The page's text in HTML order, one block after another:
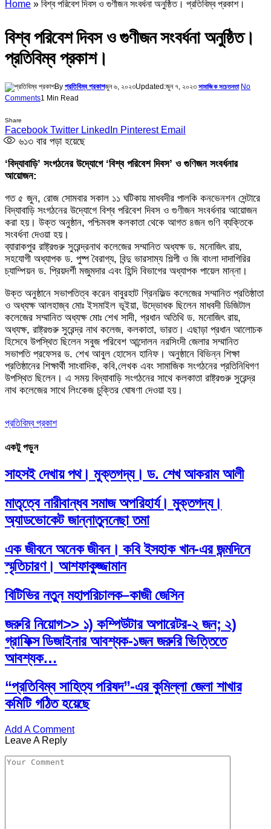
Home » বিশ্ব পরিবেশ দিবস ও গুণীজন সংবর্ধনা অনুষ্ঠিত। প্রতিবিম্ব প্রকাশ।
বিশ্ব পরিবেশ দিবস ও গুণীজন সংবর্ধনা অনুষ্ঠিত।
প্রতিবিম্ব প্রকাশ।
By প্রতিবিম্ব প্রকাশজুন ৬, ২০২৩Updated:জুন ৭, ২০২৩ সামাজিক সচেতনতা No
Comments1 Min Read
Share
Facebook Twitter LinkedIn Pinterest Email
৬১৩ বার পড়া হয়েছে
‘বিদ্যাবাড়ি’ সংগঠনের উদ্যোগে ‘বিশ্ব পরিবেশ দিবস’ ও গুণিজন সংবর্ধনার
আয়োজন:
গত ৫ জুন, রোজ সোমবার সকাল ১১ ঘটিকায় মাধবদীর পালকি কনভেনশন সেন্টারে
বিদ্যাবাড়ি সংগঠনের উদ্যোগে বিশ্ব পরিবেশ দিবস ও গুণীজন সংবর্ধনার আয়োজন
করা হয়। উক্ত অনুষ্ঠান, পশ্চিমবঙ্গ কলকাতা থেকে আগত ৪জন গুণি ব্যক্তিকে
সংবর্ধনা দেওয়া হয়।
ব্যারাকপুর রাষ্ট্রগুরু সুরেন্দ্রনাথ কলেজের সম্মানিত অধ্যক্ষ ড. মনোজিৎ রায়,
সহযোগী অধ্যাপক ড. পুষ্প বৈরাগ্য, বিন্দু ভারসাম্য শিল্পী ও জি বাংলা দাদাগিরির
চ্যাম্পিয়ন ড. প্রিয়দর্শী মজুমদার এবং হিন্দি বিভাগের অধ্যাপক পায়েল মান্না।
উক্ত অনুষ্ঠানে সভাপতিত্ব করেন বাবুরহাট গ্রিনফিল্ড কলেজের সম্মানিত প্রতিষ্ঠাতা
ও অধ্যক্ষ আলহাজ্ব মোঃ ইসমাইল ভূইয়া, উদ্ভোধক ছিলেন মাধবদী ডিজিটাল
কলেজের সম্মানিত অধ্যক্ষ মোঃ শেখ সাদী, প্রধান অতিথি ড. মনোজিৎ রায়,
অধ্যক্ষ, রাষ্ট্রগুরু সুরেন্দ্র নাথ কলেজ, কলকাতা, ভারত। এছাড়া প্রধান আলোচক
হিসেবে উপস্থিত ছিলেন সবুজ পরিবেশ আন্দোলন নরসিংদী জেলার সম্মানিত
সভাপতি প্রফেসর ড. শেখ আবুল হোসেন হানিফ। অনুষ্ঠানে বিভিন্ন শিক্ষা
প্রতিষ্ঠানের শিক্ষার্থী সাংবাদিক, কবি,লেখক এবং সামাজিক সংগঠনের প্রতিনিধিগণ
উপস্থিত ছিলেন। এ সময় বিদ্যাবাড়ি সংগঠনের সাথে কলকাতা রাষ্ট্রগুরু সুরেন্দ্র
নাথ কলেজের সাথে লিংকেজ চুক্তির ঘোষণা দেওয়া হয়।
প্রতিবিম্ব প্রকাশ
একটু পড়ুন
সাহসই দেখায় পথ। মুক্তগদ্য। ড. শেখ আকরাম আলী
মাতৃত্বে নারীবান্ধব সমাজ অপরিহার্য। মুক্তগদ্য।
অ্যাডভোকেট জান্নাতুননেছা তমা
এক জীবনে অনেক জীবন। কবি ইসহাক খান-এর জন্মদিনে
স্মৃতিচারণ। আশফাকুজ্জামান
বিটিভির নতুন মহাপরিচালক–কাজী জেসিন
জরুরি নিয়োগ>> ১) কম্পিউটার অপারেটর-২ জন; ২)
গ্রাফিক্স ডিজাইনার আবশ্যক-১জন জরুরি ভিত্তিতে
আবশ্যক…
“প্রতিবিম্ব সাহিত্য পরিষদ”-এর কুমিল্লা জেলা শাখার
কমিটি গঠিত হয়েছে
Add A Comment
Leave A Reply